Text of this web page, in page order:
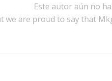
Este autor aún no
we are proud to say that